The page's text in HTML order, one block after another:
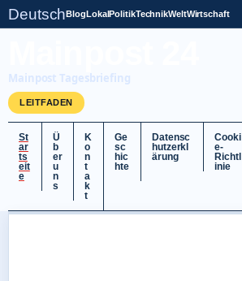
DeutschBlogLokalPolitikTechnikWeltWirtschaft
Mainpost Tagesbriefing
LEITFADEN
St
ar
ts
eit
e
Ü
b
er
u
n
s
K
o
n
t
a
k
t
Ge
sc
hic
hte
Datensc
hutzerkl
ärung
Cooki
e-
Richtl
inie